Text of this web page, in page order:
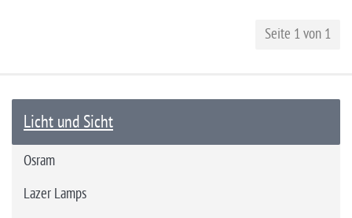
Seite 1 von 1
Licht und Sicht
Osram
Lazer Lamps